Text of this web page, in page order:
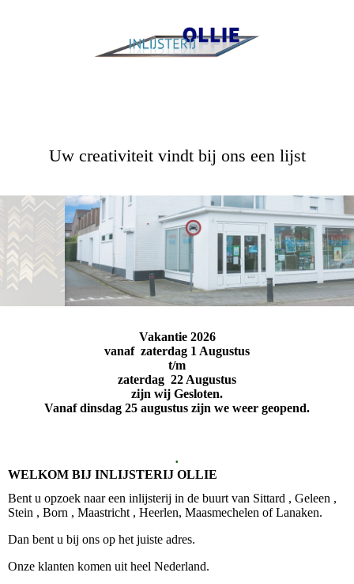
Uw creativiteit vindt bij ons een lijst
Vakantie 2026
vanaf zaterdag 1 Augustus
t/m
zaterdag 22 Augustus
zijn wij Gesloten.
Vanaf dinsdag 25 augustus zijn we weer geopend.
.
WELKOM BIJ INLIJSTERIJ OLLIE
Bent u opzoek naar een inlijsterij in de buurt van Sittard , Geleen ,
Stein , Born , Maastricht , Heerlen, Maasmechelen of Lanaken.
Dan bent u bij ons op het juiste adres.
Onze klanten komen uit heel Nederland.